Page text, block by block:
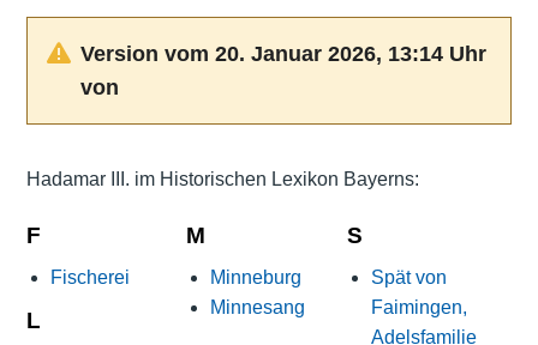
Version vom 20. Januar 2026, 13:14 Uhr
von
Hadamar III. im Historischen Lexikon Bayerns:
F
Fischerei
L
M
Minneburg
Minnesang
S
Spät von
Faimingen,
Adelsfamilie